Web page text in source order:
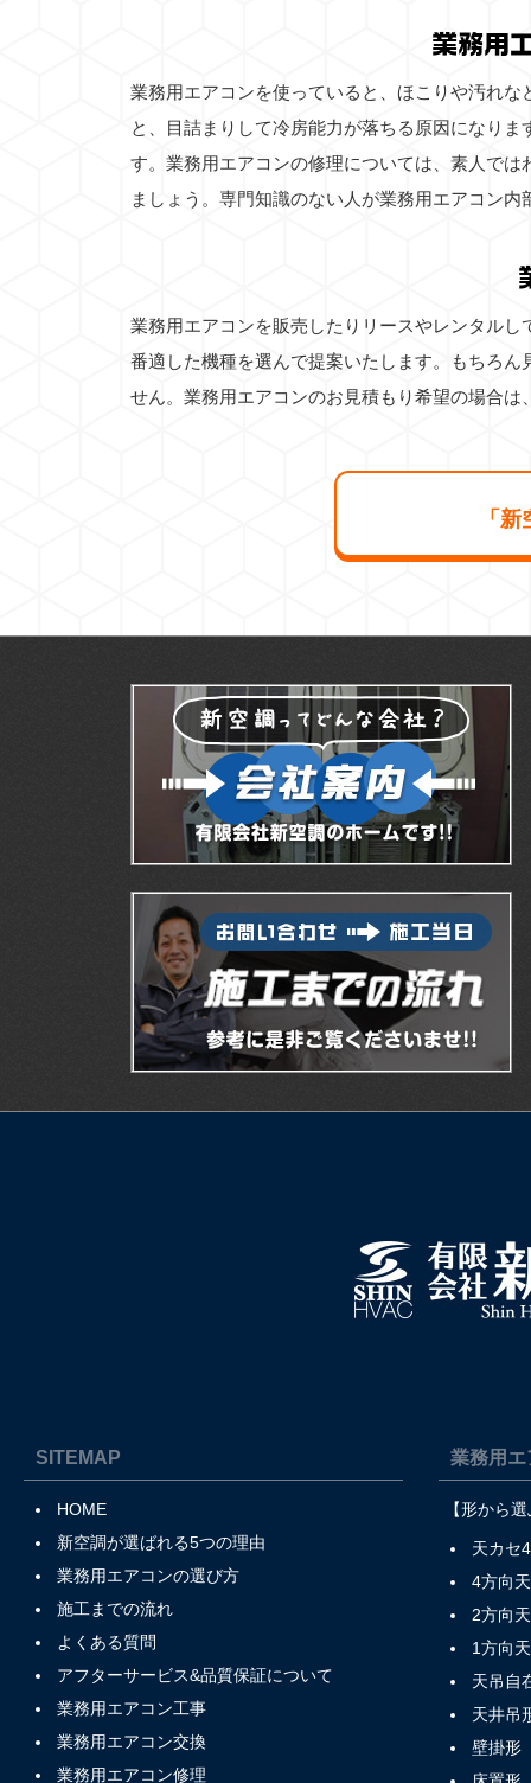
業務用
業務用エアコンを使っていると、ほこりや汚れ
と、目詰まりして冷房能力が落ちる原因になり
す。業務用エアコンの修理については、素人で
ましょう。専門知識のない人が業務用エアコン
業務用エアコンを販売したりリースやレンタル
番適した機種を選んで提案いたします。もちろ
せん。業務用エアコンのお見積もり希望の場合
「
SITEMAP
HOME
新空調が選ばれる5つの理由
業務用エアコンの選び方
施工までの流れ
よくある質問
アフターサービス&品質保証について
業務用エアコン工事
業務用エアコン交換
業務用エアコン修理
業務用エ
【形から
天カセ
4方向
2方向
1方向
天吊自
天井吊
壁掛形